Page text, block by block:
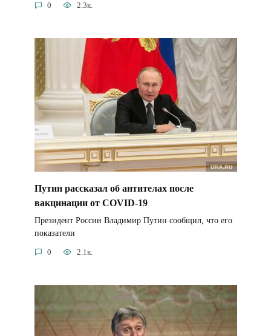
0 2.3к.
Путин рассказал об антителах после
вакцинации от COVID-19
Президент России Владимир Путин сообщил, что его
показатели
0 2.1к.